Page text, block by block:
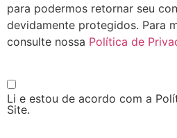
para podermos retornar seu
devidamente protegidos. Para
consulte nossa Política de
Li e estou de acordo com a
Site.